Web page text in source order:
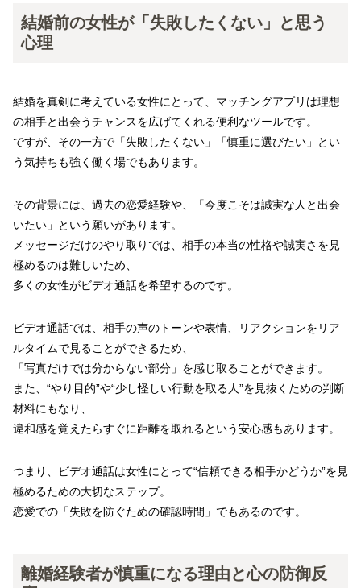
結婚前の女性が「失敗したくない」と思う
心理
結婚を真剣に考えている女性にとって、マッチングアプリは理想
の相手と出会うチャンスを広げてくれる便利なツールです。
ですが、その一方で「失敗したくない」「慎重に選びたい」とい
う気持ちも強く働く場でもあります。
その背景には、過去の恋愛経験や、「今度こそは誠実な人と出会
いたい」という願いがあります。
メッセージだけのやり取りでは、相手の本当の性格や誠実さを見
極めるのは難しいため、
多くの女性がビデオ通話を希望するのです。
ビデオ通話では、相手の声のトーンや表情、リアクションをリア
ルタイムで見ることができるため、
「写真だけでは分からない部分」を感じ取ることができます。
また、“やり目的”や“少し怪しい行動を取る人”を見抜くための判断
材料にもなり、
違和感を覚えたらすぐに距離を取れるという安心感もあります。
つまり、ビデオ通話は女性にとって“信頼できる相手かどうか”を見
極めるための大切なステップ。
恋愛での「失敗を防ぐための確認時間」でもあるのです。
離婚経験者が慎重になる理由と心の防御反